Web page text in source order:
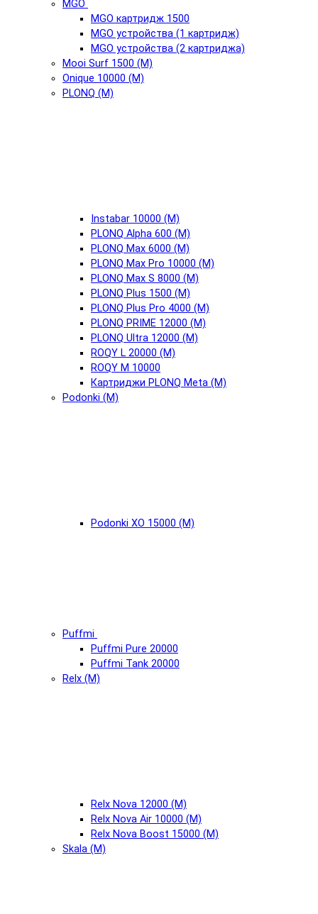
MGO
MGO картридж 1500
MGO устройства (1 картридж)
MGO устройства (2 картриджа)
Mooi Surf 1500 (М)
Onique 10000 (М)
PLONQ (М)
Instabar 10000 (М)
PLONQ Alpha 600 (М)
PLONQ Max 6000 (М)
PLONQ Max Pro 10000 (М)
PLONQ Max S 8000 (М)
PLONQ Plus 1500 (М)
PLONQ Plus Pro 4000 (М)
PLONQ PRIME 12000 (М)
PLONQ Ultra 12000 (М)
ROQY L 20000 (М)
ROQY M 10000
Картриджи PLONQ Meta (М)
Podonki (М)
Podonki XO 15000 (М)
Puffmi
Puffmi Pure 20000
Puffmi Tank 20000
Relx (М)
Relx Nova 12000 (М)
Relx Nova Air 10000 (М)
Relx Nova Boost 15000 (М)
Skala (М)